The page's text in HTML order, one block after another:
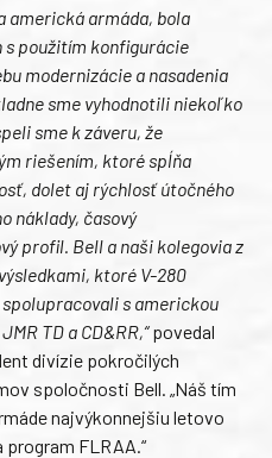
americká armáda, bola
použitím konfigurácie
modernizácie a nasadenia
sme vyhodnotili niekoľko
sme k záveru, že
riešením, ktoré spĺňa
dolet aj rýchlosť útočného
náklady, časový
profil. Bell a naši kolegovia z
ktoré V-280
s americkou
TD a CD&RR,“povedal
divízie pokročilých
spoločnosti Bell. „Náš tím
najvýkonnejšiu letovo
FLRAA.“